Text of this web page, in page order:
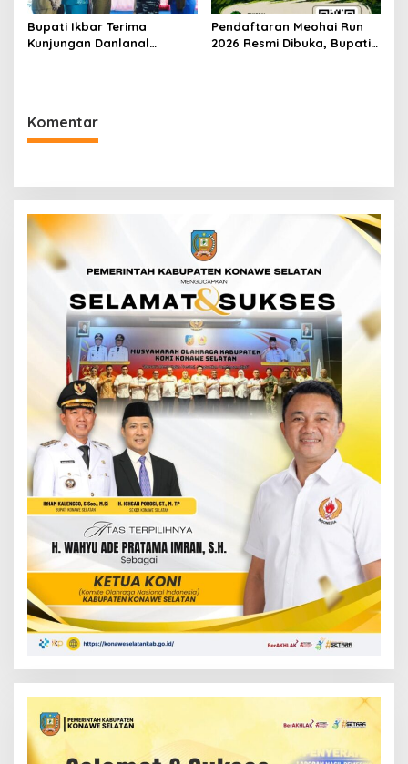
Bupati Ikbar Terima
Kunjungan Danlanal
Pendaftaran Meohai Run
2026 Resmi Dibuka, Bupati
Komentar